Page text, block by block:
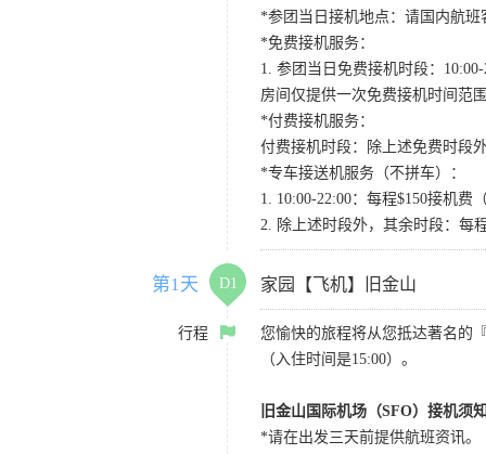
*参团当日接机地点：请国内航班
*免费接机服务：
1. 参团当日免费接机时段：
房间仅提供一次免费接机时间范
*付费接机服务：
付费接机时段：除上述免费时段
*专车接送机服务（不拼车）：
1. 10:00-22:00：每程$150接机
2. 除上述时段外，其余时段：每
第1天 D1 家园【飞机】旧金山
行程
您愉快的旅程将从您抵达著名的
（入住时间是15:00）。
旧金山国际机场（SFO）接机须
*请在出发三天前提供航班资讯。